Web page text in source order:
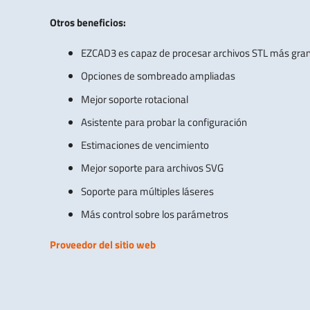
Otros beneficios:
EZCAD3 es capaz de procesar archivos STL más
Opciones de sombreado ampliadas
Mejor soporte rotacional
Asistente para probar la configuración
Estimaciones de vencimiento
Mejor soporte para archivos SVG
Soporte para múltiples láseres
Más control sobre los parámetros
Proveedor del sitio web